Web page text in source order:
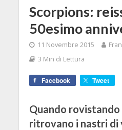
Scorpions:
50esimo
11 Novembre 2015
3 Min di Lettura
Facebook Tweet
Quando rovistando
ritrovano i nastri di